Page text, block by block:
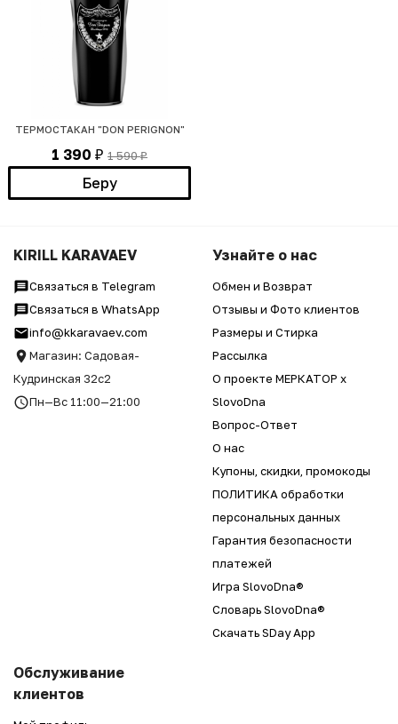
ТЕРМОСТАКАН "DON PERIGNON"
1 390 ₽ 1 590₽
Беру
KIRILL KARAVAEV
Связаться в Telegram
Связаться в WhatsApp
info@kkaravaev.com
Магазин: Садовая-
Кудринская 32с2
Пн—Вс 11:00—21:00
Узнайте о нас
Обмен и Возврат
Отзывы и Фото клиентов
Размеры и Стирка
Рассылка
О проекте МЕРКАТОР x
SlovoDna
Вопрос-Ответ
О нас
Купоны, скидки, промокоды
ПОЛИТИКА обработки
персональных данных
Гарантия безопасности
платежей
Игра SlovoDna®
Словарь SlovoDna®
Скачать SDay App
Обслуживание
клиентов